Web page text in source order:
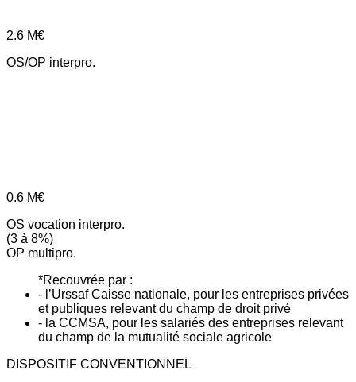
2.6 M€
OS/OP interpro.
0.6 M€
OS vocation interpro.
(3 à 8%)
OP multipro.
*Recouvrée par :
- l’Urssaf Caisse nationale, pour les entreprises privées
et publiques relevant du champ de droit privé
- la CCMSA, pour les salariés des entreprises relevant
du champ de la mutualité sociale agricole
DISPOSITIF CONVENTIONNEL